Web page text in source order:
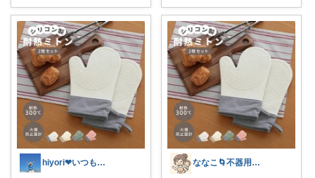
hiyori❤いつもありがとう♡感謝🌹 ななこ🌀不器用ママ￤家事＆育児グッズ